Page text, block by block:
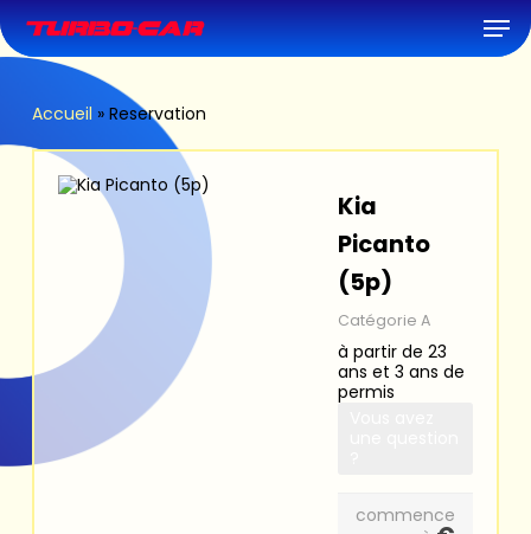
to
main
content
Accueil » Reservation
Kia
Picanto
(5p)
Catégorie A
à partir de 23
ans et 3 ans de
permis
commence